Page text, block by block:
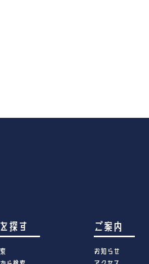
探す ご案内
お知らせ